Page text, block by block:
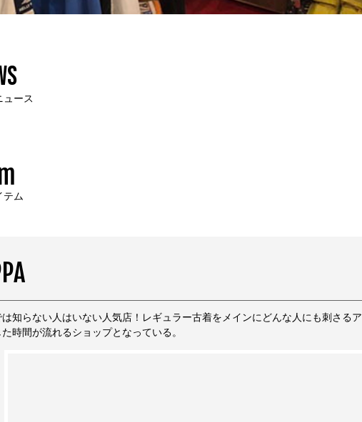
ュース
テム
知らない人はいない人気店！レギュラー古着をメインにどんな人にも刺さるア
時間が流れるショップとなっている。